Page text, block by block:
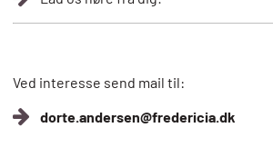
Ved interesse send mail til:
dorte.andersen@fredericia.dk